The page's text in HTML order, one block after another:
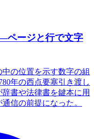
ページと行で文字
の位置を示す数字の組
年の西点要塞引き渡し
書や法律書を鍵本に用
信の前提になった。